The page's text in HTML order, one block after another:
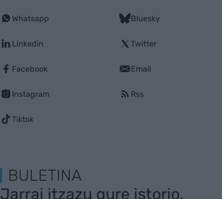
Whatsapp
Linkedin
Facebook
Instagram
Tiktok
Bluesky
Twitter
Email
Rss
BULETINA
Jarrai itzazu gure istorio,